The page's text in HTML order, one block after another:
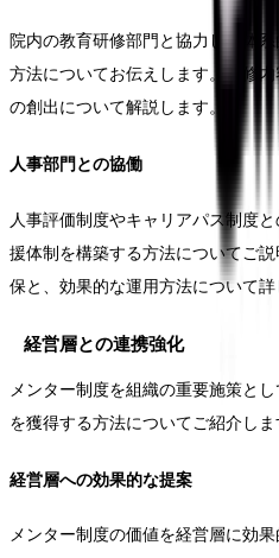
院内の教育研修部門と協力し、体
方法についてお伝えします。研修
の創出について解説します。
人事部門との協働
人事評価制度やキャリアパス制度
援体制を構築する方法についてご
保と、効果的な運用方法について詳
経営層との連携強化
メンター制度を組織の重要施策と
を獲得する方法についてご紹介しま
経営層への効果的な提案
メンター制度の価値を経営層に効